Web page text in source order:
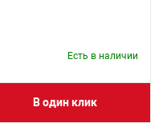
Есть в наличии
В один клик